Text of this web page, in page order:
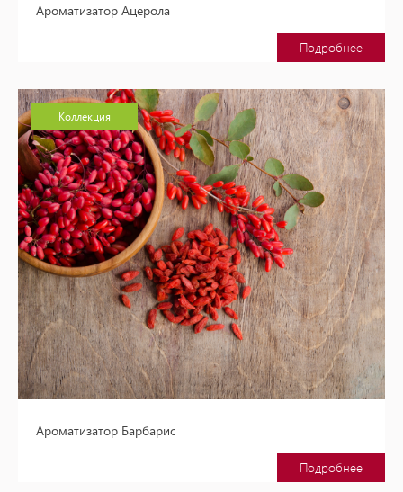
Ароматизатор Ацерола
Подробнее
Коллекция
Ароматизатор Барбарис
Подробнее